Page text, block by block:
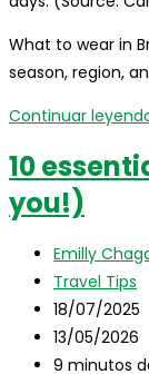
What to wear in
season, region,
Continuar
10
you!)
Autor
de
la
entrada:
Emilly
Categoría
de
la
entrada:
Travel Tips
Publicación
de
la
18/07/2025
Última
13/05/2026
Tiempo
9 minutos